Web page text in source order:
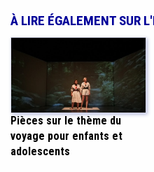
À LIRE ÉGALEMENT SUR
Pièces sur le thème du
voyage pour enfants et
adolescents